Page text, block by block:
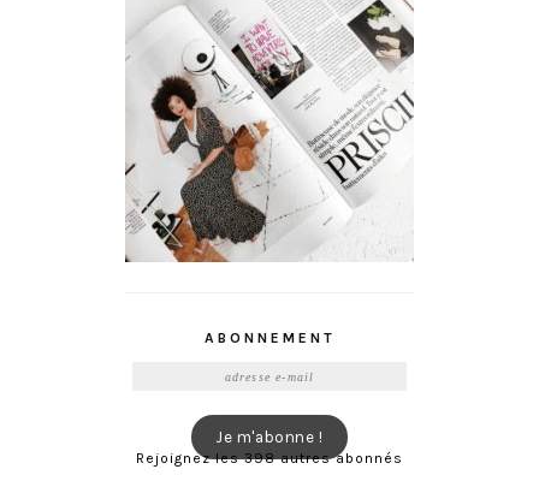
ABONNEMENT
Je m'abonne !
Rejoignez les 398 autres abonnés